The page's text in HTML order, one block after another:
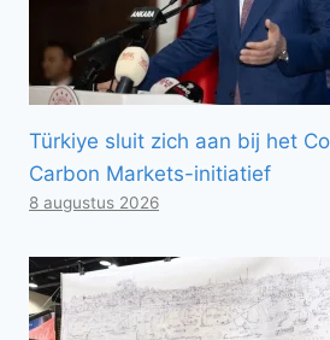
Türkiye sluit zich aan bij het
Carbon Markets-initiatief
8 augustus 2026